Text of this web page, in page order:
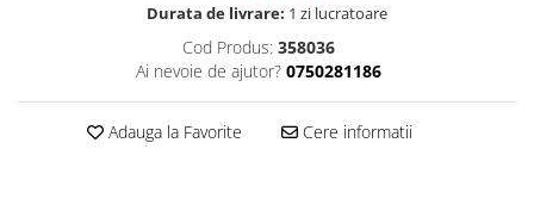
Durata de livrare: 1 zi lucratoare
Cod Produs: 358036
Ai nevoie de ajutor? 0750281186
Adauga la Favorite Cere informatii